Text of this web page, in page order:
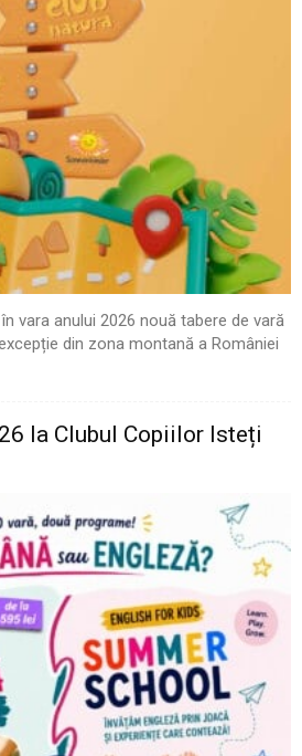
vara anului 2026 nouă tabere de vară
din zona montană a României
la Clubul Copiilor Isteți